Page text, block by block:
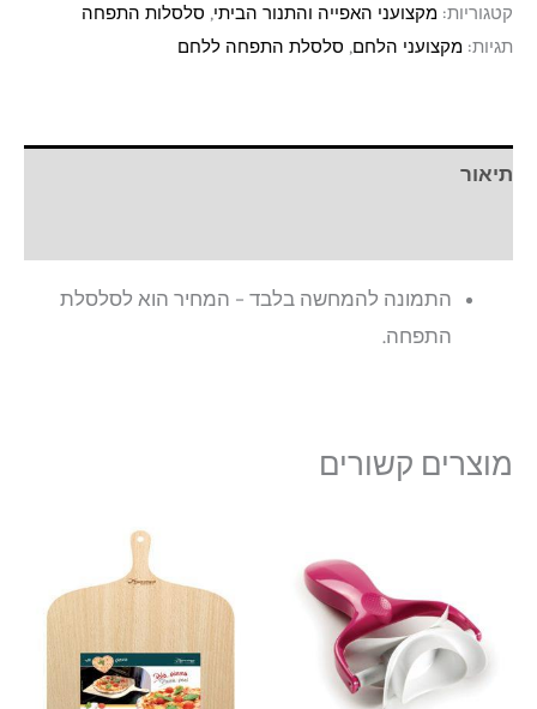
קטגוריות: מקצועני האפייה והתנור הביתי, סלסלות התפחה
תגיות: מקצועני הלחם, סלסלת התפחה ללחם
תיאור
התמונה להמחשה בלבד – המחיר הוא לסלסלת
התפחה.
מוצרים קשורים